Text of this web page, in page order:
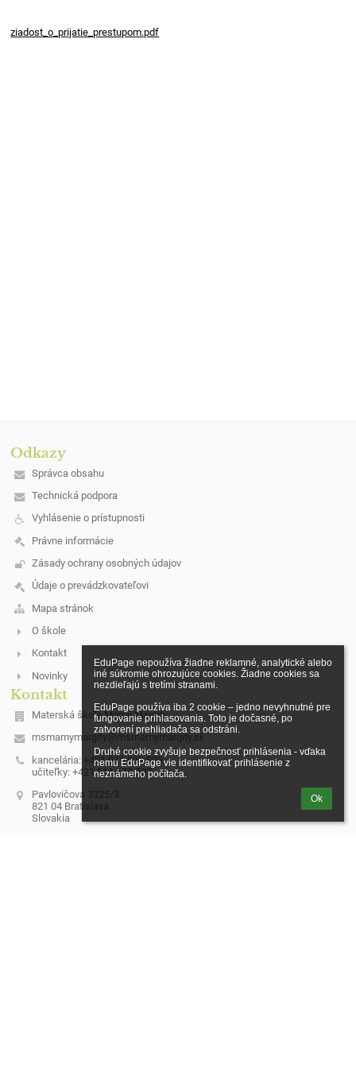
EduPage nepoužíva žiadne reklamné, analytické alebo
iné súkromie ohrozujúce cookies. Žiadne cookies sa
nezdieľajú s tretími stranami.
EduPage používa iba 2 cookie – jedno nevyhnutné pre
fungovanie prihlasovania. Toto je dočasné, po
zatvorení prehliadača sa odstráni.
Druhé cookie zvyšuje bezpečnosť prihlásenia - vďaka
nemu EduPage vie identifikovať prihlásenie z
neznámeho počítača.
Ok
ziadost_o_prijatie_prestupom.pdf
Odkazy
Správca obsahu
Technická podpora
Vyhlásenie o prístupnosti
Právne informácie
Zásady ochrany osobných údajov
Údaje o prevádzkovateľovi
Mapa stránok
O škole
Kontakt
Novinky
Kontakt
Materská škola Mamy Margity
msmamymargity@msmamymargity.sk
kancelária: +421 911 033 823
učiteľky: +421 911 173 707
Pavlovičova 3325/3
821 04 Bratislava
Slovakia